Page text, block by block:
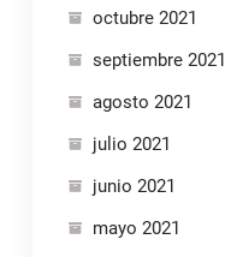
octubre 2021
septiembre 2021
agosto 2021
julio 2021
junio 2021
mayo 2021